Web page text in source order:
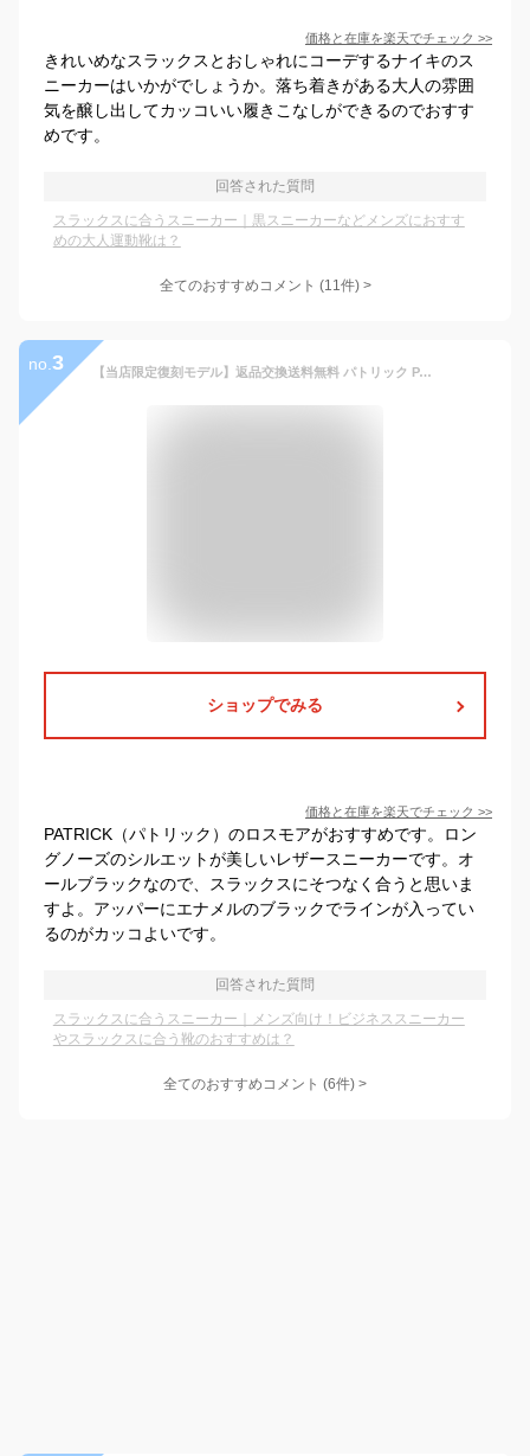
価格と在庫を楽天でチェック >>
きれいめなスラックスとおしゃれにコーデするナイキのス
ニーカーはいかがでしょうか。落ち着きがある大人の雰囲
気を醸し出してカッコいい履きこなしができるのでおすす
めです。
回答された質問
スラックスに合うスニーカー｜黒スニーカーなどメンズにおすす
めの大人運動靴は？
全てのおすすめコメント (11件) >
no. 3 【当店限定復刻モデル】返品交換送料無料 パトリック PATRICK スニーカー ロスモア [506181 SS24] ROSSMORE メンズ・レディース 靴 日本製 ビジネス BLK ブラック系 正規取扱店
ショップでみる
価格と在庫を楽天でチェック >>
PATRICK（パトリック）のロスモアがおすすめです。ロン
グノーズのシルエットが美しいレザースニーカーです。オ
ールブラックなので、スラックスにそつなく合うと思いま
すよ。アッパーにエナメルのブラックでラインが入ってい
るのがカッコよいです。
回答された質問
スラックスに合うスニーカー｜メンズ向け！ビジネススニーカー
やスラックスに合う靴のおすすめは？
全てのおすすめコメント (6件) >